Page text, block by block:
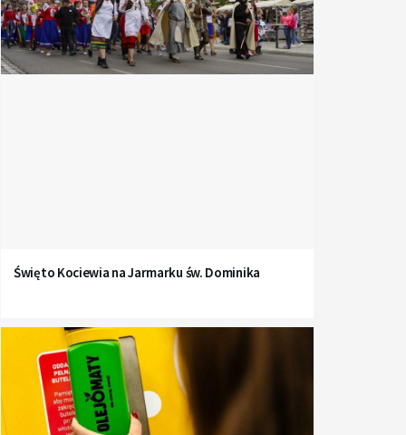
Święto Kociewia na Jarmarku św. Dominika